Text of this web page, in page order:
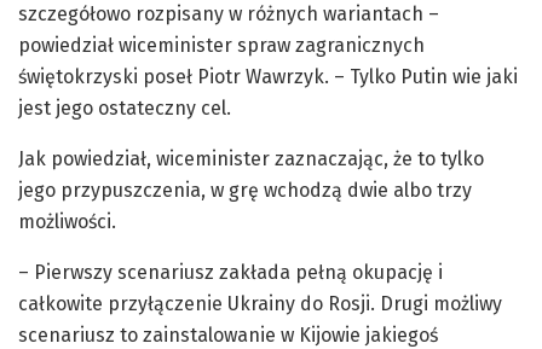
szczegółowo rozpisany w różnych wariantach –
powiedział wiceminister spraw zagranicznych
świętokrzyski poseł Piotr Wawrzyk. – Tylko Putin wie jaki
jest jego ostateczny cel.
Jak powiedział, wiceminister zaznaczając, że to tylko
jego przypuszczenia, w grę wchodzą dwie albo trzy
możliwości.
– Pierwszy scenariusz zakłada pełną okupację i
całkowite przyłączenie Ukrainy do Rosji. Drugi możliwy
scenariusz to zainstalowanie w Kijowie jakiegoś